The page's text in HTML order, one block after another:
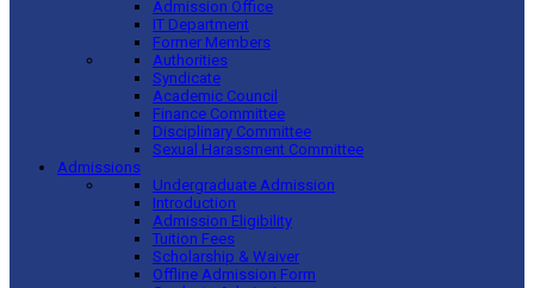
Admission Office
IT Department
Former Members
Authorities
Syndicate
Academic Council
Finance Committee
Disciplinary Committee
Sexual Harassment Committee
Admissions
Undergraduate Admission
Introduction
Admission Eligibility
Tuition Fees
Scholarship & Waiver
Offline Admission Form